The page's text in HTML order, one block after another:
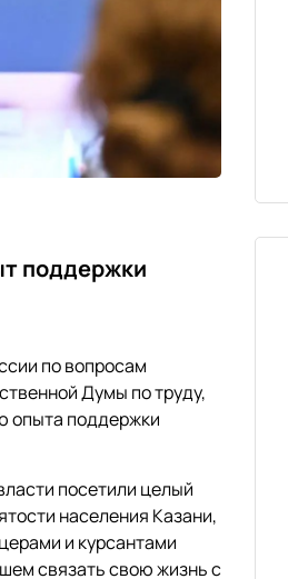
поддержки
по вопросам
Думы по труду,
опыта поддержки
посетили целый
населения Казани,
и курсантами
связать свою жизнь с